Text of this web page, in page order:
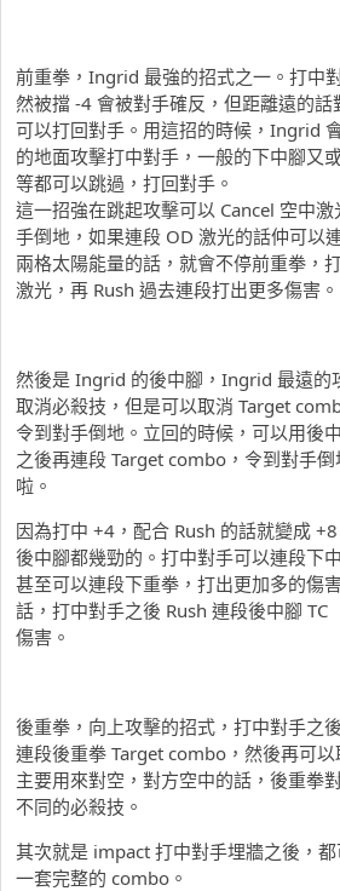
前重拳，Ingrid 最強的招式之一。打中
然被擋 -4 會被對手確反，但距離遠的
可以打回對手。用這招的時候，Ingrid
的地面攻擊打中對手，一般的下中腳又
等都可以跳過，打回對手。
這一招強在跳起攻擊可以 Cancel 空中
手倒地，如果連段 OD 激光的話仲可以
兩格太陽能量的話，就會不停前重拳，
激光，再 Rush 過去連段打出更多傷害。
然後是 Ingrid 的後中腳，Ingrid 最遠的
取消必殺技，但是可以取消 Target
令到對手倒地。立回的時候，可以用後
之後再連段 Target combo，令到對手
啦。
因為打中 +4，配合 Rush 的話就變成
後中腳都幾勁的。打中對手可以連段下
甚至可以連段下重拳，打出更加多的傷
話，打中對手之後 Rush 連段後中腳 TC
傷害。
後重拳，向上攻擊的招式，打中對手之
連段後重拳 Target combo，然後再可以
主要用來對空，對方空中的話，後重拳
不同的必殺技。
其次就是 impact 打中對手埋牆之後，
一套完整的 combo。